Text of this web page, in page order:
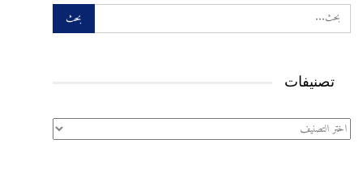
تصنيفات
تصنيفات